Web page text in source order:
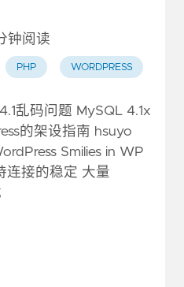
钟阅读
PHP WORDPRESS
乱码问题 MySQL 4.1x
的架设指南 hsuyo
Smilies in WP
连接的稳定 大量